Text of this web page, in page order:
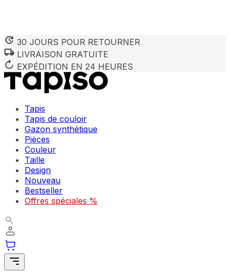
30 JOURS POUR RETOURNER
LIVRAISON GRATUITE
EXPÉDITION EN 24 HEURES
Tapis
Tapis de couloir
Gazon synthétique
Pièces
Couleur
Taille
Design
Nouveau
Bestseller
Offres spéciales %
Nous utilisons des cookies pour personnaliser le contenu
partenaires peuvent combiner ces informations avec
utilisation de leurs services.
Les cookies indispensables sont cruciaux pour les
Les cookies liés aux préférences permettent au site de
comme votre langue préférée ou la région dans laquelle